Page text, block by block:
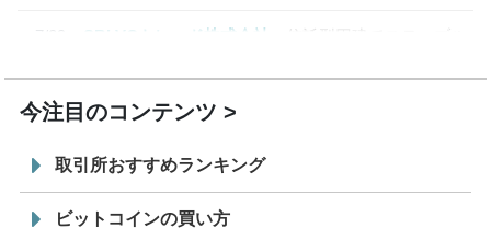
7/29
SBI VCトレード株式会社
信託型円建てステーブル
今注目のコンテンツ
取引所おすすめランキング
ビットコインの買い方